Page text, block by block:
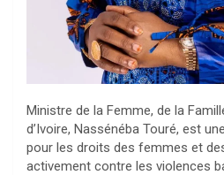
Ministre de la Femme, de la
d’Ivoire, Nassénéba Touré, est
pour les droits des femmes et
activement contre les violences